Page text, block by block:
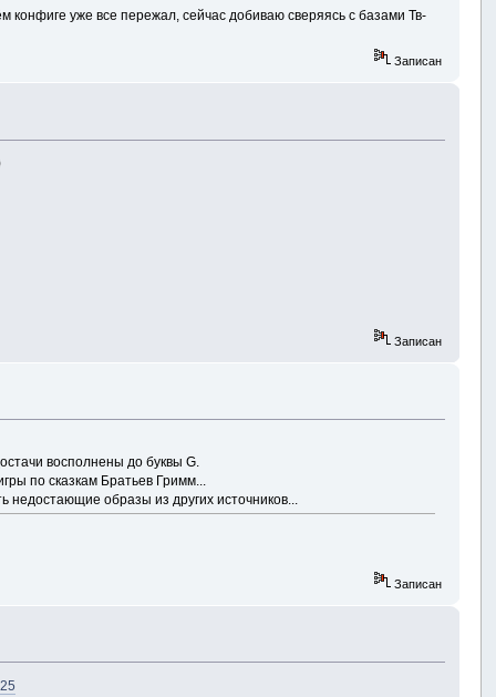
уже все пережал, сейчас добиваю сверяясь с базами Тв-
Записан
Записан
восполнены до буквы G.
по сказкам Братьев Гримм...
образы из других источников...
Записан